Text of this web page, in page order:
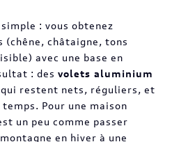
: vous obtenez
(chêne, châtaigne, tons
avec une base en
: des volets aluminium
qui restent nets, réguliers, et
Pour une maison
un peu comme passer
en hiver à une